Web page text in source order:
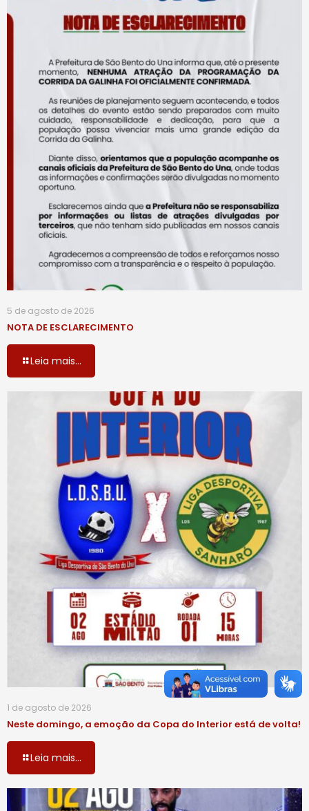
5 de agosto de 2026
NOTA DE ESCLARECIMENTO
Leia mais...
1 de agosto de 2026
Neste domingo, a emoção da Copa do Interior está de volta!
Leia mais...